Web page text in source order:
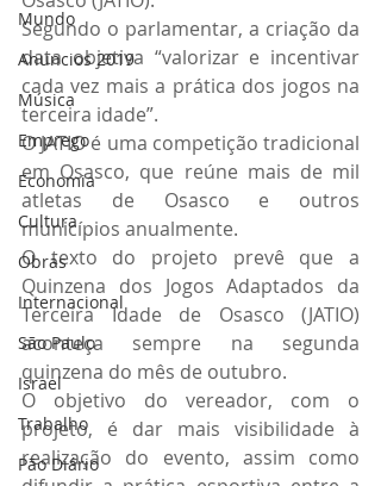
Mundo
Anuncios 2019
Música
Emprego
Economia
Cultura
Obras
Internacional
São Paulo
Israel
Trabalho
Pão Diário
Segundo o parlamentar, a criação da
data objetiva “valorizar e incentivar
cada vez mais a prática dos jogos na
terceira idade”.
O JATIO é uma competição tradicional
em Osasco, que reúne mais de mil
atletas de Osasco e outros
municípios anualmente.
O texto do projeto prevê que a
Quinzena dos Jogos Adaptados da
Terceira Idade de Osasco (JATIO)
aconteça sempre na segunda
quinzena do mês de outubro.
O objetivo do vereador, com o
projeto, é dar mais visibilidade à
realização do evento, assim como